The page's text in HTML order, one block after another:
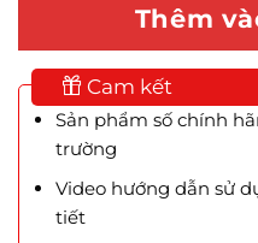
Thêm
Cam kết
Sản phẩm số chính
trường
Video hướng dẫn sử
tiết